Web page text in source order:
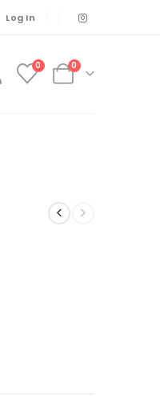
Log In
0 0